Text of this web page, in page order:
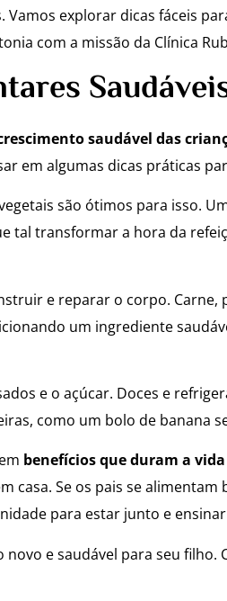
explorar dicas fáceis
com a missão da Clínica
saudável das
em algumas dicas práticas
são ótimos para isso.
tal transformar a hora da
e reparar o corpo.
um ingrediente
e o açúcar. Doces e
como um bolo de banana
benefícios que duram a
casa. Se os pais se
para estar junto e ensinar
e saudável para seu